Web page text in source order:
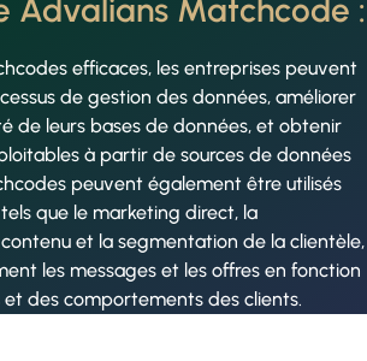
Advalians Matchcode :
efficaces, les entreprises peuvent
de gestion des données, améliorer
de leurs bases de données, et obtenir
à partir de sources de données
peuvent également être utilisés
que le marketing direct, la
et la segmentation de la clientèle,
les messages et les offres en fonction
des comportements des clients.